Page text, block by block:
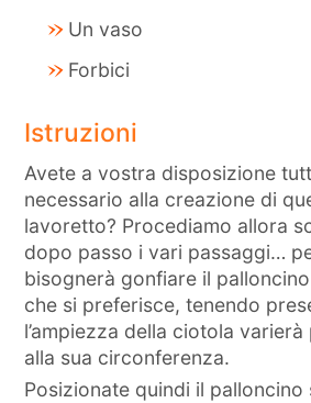
Un vaso
Forbici
Istruzioni
Avete a vostra disposizione
necessario alla creazione di
lavoretto? Procediamo allora
dopo passo i vari passaggi…
bisognerà gonfiare il
che si preferisce, tenendo
l’ampiezza della ciotola
alla sua circonferenza.
Posizionate quindi il palloncino